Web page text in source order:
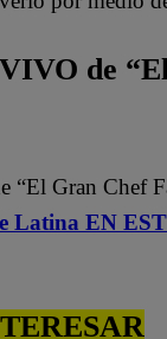
de
“El Gran Chef
Latina EN